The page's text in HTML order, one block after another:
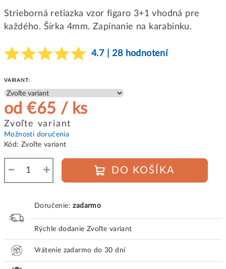
Strieborná retiazka vzor figaro 3+1 vhodná pre
každého. Šírka 4mm. Zapínanie na karabinku.
4.7 | 28 hodnotení
VARIANT:
od€65 / ks
Jednotková
cena:
Zvoľte variant
Možnosti doručenia
Kód: Zvoľte variant
+
− DO KOŠÍKA
Doručenie:zadarmo
Rýchle dodanie Zvoľte variant
Vrátenie zadarmo do 30 dní